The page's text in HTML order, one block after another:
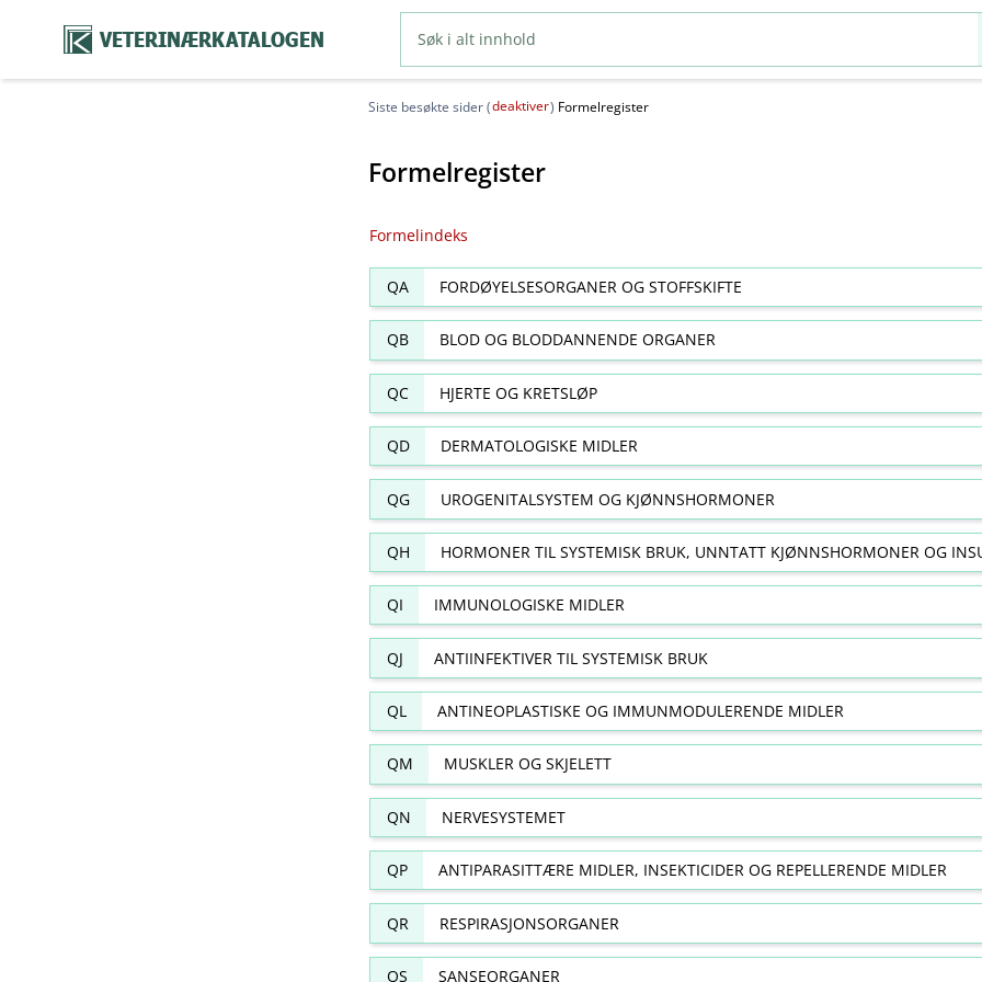
VETERINÆRKATALOGEN
Siste besøkte sider (deaktiver) Formelregister
Formelregister
Formelindeks
QA FORDØYELSESORGANER OG STOFFSKIFTE
QB BLOD OG BLODDANNENDE ORGANER
QC HJERTE OG KRETSLØP
QD DERMATOLOGISKE MIDLER
QG UROGENITALSYSTEM OG KJØNNSHORMONER
QH HORMONER TIL SYSTEMISK BRUK, UNNTATT KJØNNSHORMONER OG
QI IMMUNOLOGISKE MIDLER
QJ ANTIINFEKTIVER TIL SYSTEMISK BRUK
QL ANTINEOPLASTISKE OG IMMUNMODULERENDE MIDLER
QM MUSKLER OG SKJELETT
QN NERVESYSTEMET
QP ANTIPARASITTÆRE MIDLER, INSEKTICIDER OG REPELLERENDE MIDLER
QR RESPIRASJONSORGANER
QS SANSEORGANER